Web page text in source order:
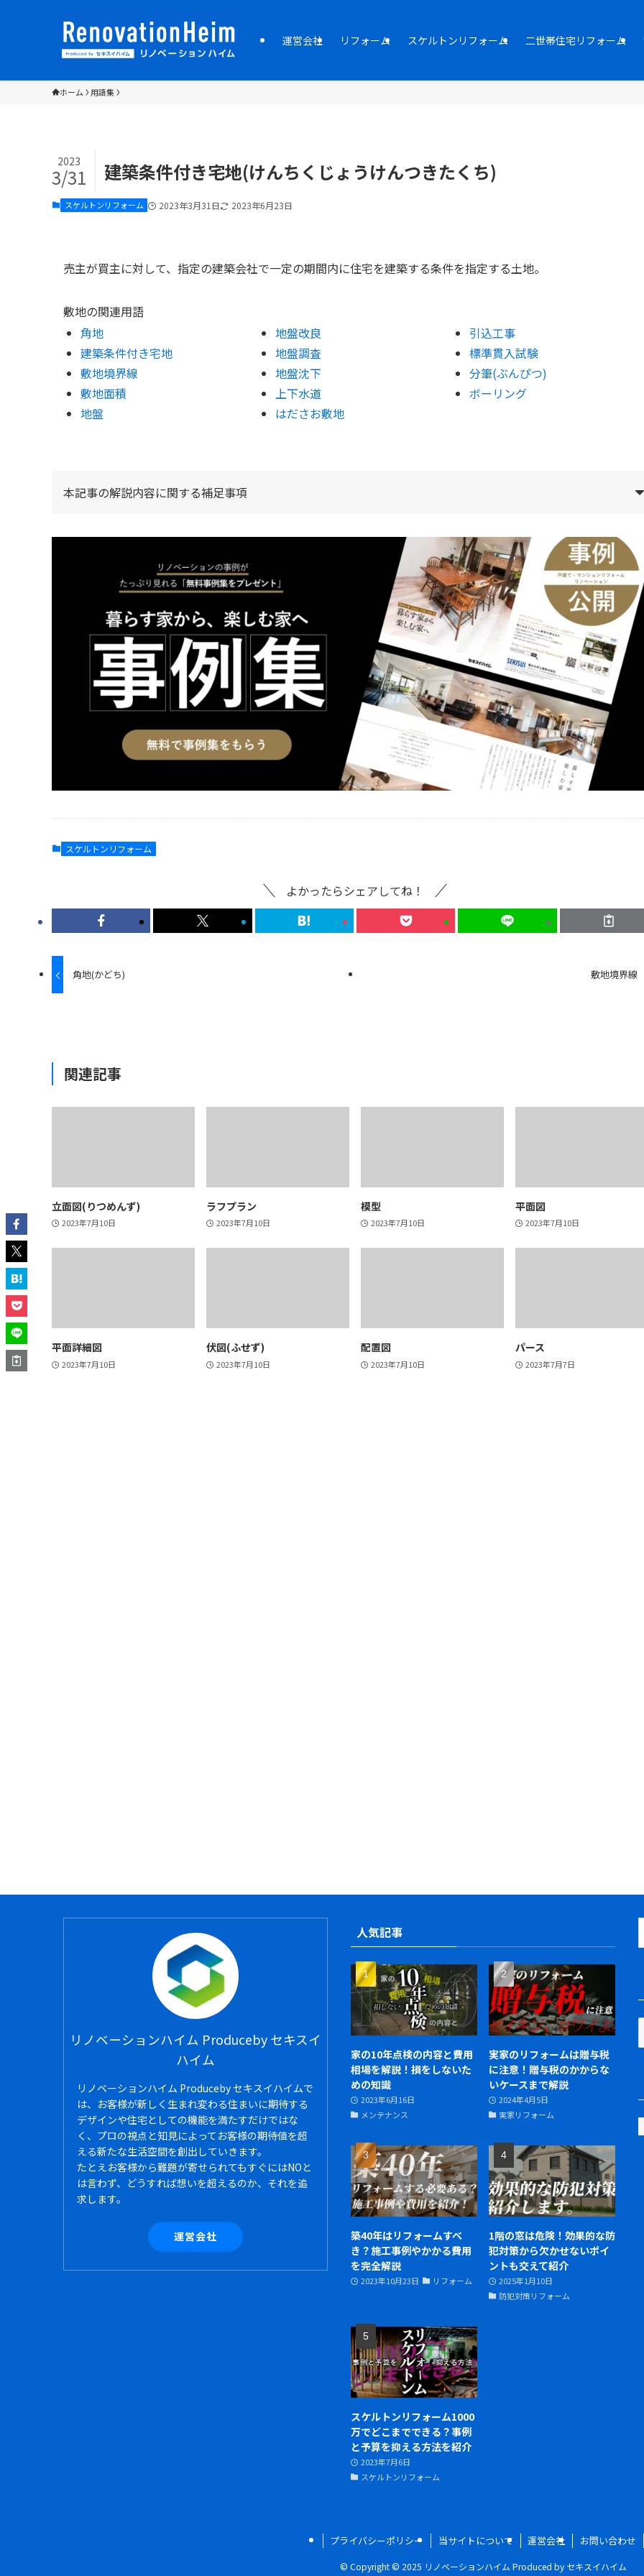
運営会社 リフォーム スケルトンリフォーム 二世帯住宅リフォーム
ホーム 用語集
建築条件付き宅地(けんちくじょうけんつきたくち)
2023
3/31
スケルトンリフォーム 2023年3月31日 2023年6月23日
売主が買主に対して、指定の建築会社で一定の期間内に住宅を建築する条件を指定する土地。
敷地の関連用語
角地
建築条件付き宅地
敷地境界線
敷地面積
地盤
地盤改良
地盤調査
地盤沈下
上下水道
はださお敷地
引込工事
標準貫入試験
分筆(ぶんぴつ)
ボーリング
本記事の解説内容に関する補足事項
スケルトンリフォーム
よかったらシェアしてね！
角地(かどち) 敷地境界線
関連記事
立面図(りつめんず)
2023年7月10日
ラフプラン
2023年7月10日
模型
2023年7月10日
平面図
2023年7月10日
平面詳細図
2023年7月10日
伏図(ふせず)
2023年7月10日
配置図
2023年7月10日
パース
2023年7月7日
リノベーションハイム Produceby セキスイ
ハイム
リノベーションハイム Produceby セキスイハイムで
は、お客様が新しく生まれ変わる住まいに期待する
デザインや住宅としての機能を満たすだけではな
く、プロの視点と知見によってお客様の期待値を超
える新たな生活空間を創出していきます。
たとえお客様から難題が寄せられてもすぐにはNOと
は言わず、どうすれば想いを超えるのか、それを追
求します。
運営会社
人気記事
家の10年点検の内容と費用
相場を解説！損をしないた
めの知識
2023年6月16日
メンテナンス
実家のリフォームは贈与税
に注意！贈与税のかからな
いケースまで解説
2024年4月5日
実家リフォーム
築40年はリフォームすべ
き？施工事例やかかる費用
を完全解説
2023年10月23日 リフォーム
1階の窓は危険！効果的な防
犯対策から欠かせないポイ
ントも交えて紹介
2025年1月10日
防犯対策リフォーム
スケルトンリフォーム1000
万でどこまでできる？事例
と予算を抑える方法を紹介
2023年7月6日
スケルトンリフォーム
プライバシーポリシー 当サイトについて 運営会社 お問い合わせ
© Copyright © 2025 リノベーションハイム Produced by セキスイハイム